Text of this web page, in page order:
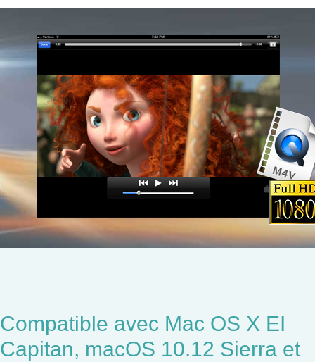
Compatible avec Mac OS X EI
Capitan, macOS 10.12 Sierra et